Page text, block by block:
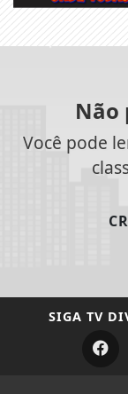
Não
Você pode
SIGA TV